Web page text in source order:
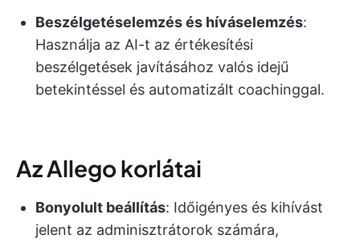
Beszélgetéselemzés és híváselemzés:
Használja az AI-t az értékesítési
beszélgetések javításához valós idejű
betekintéssel és automatizált coachinggal.
Az Allego korlátai
Bonyolult beállítás: Időigényes és kihívást
jelent az adminisztrátorok számára,